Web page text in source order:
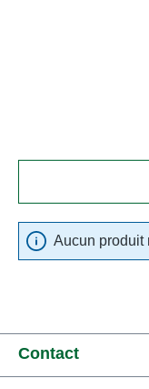
Aucun produit
Contact